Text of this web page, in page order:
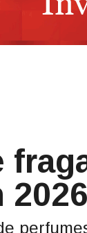
2026